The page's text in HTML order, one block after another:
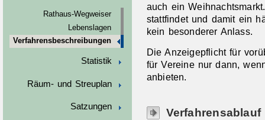
Rathaus-Wegweiser
Lebenslagen
Verfahrensbeschreibungen
Statistik
Räum- und Streuplan
Satzungen
auch ein
stattfindet und damit ein
kein besonderer Anlass.
Die Anzeigepflicht für
für Vereine nur dann,
anbieten.
Verfahrensablauf